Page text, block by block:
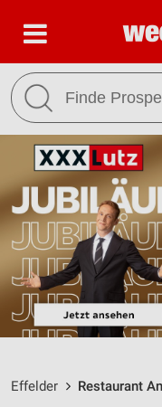
Effelder Restaurant